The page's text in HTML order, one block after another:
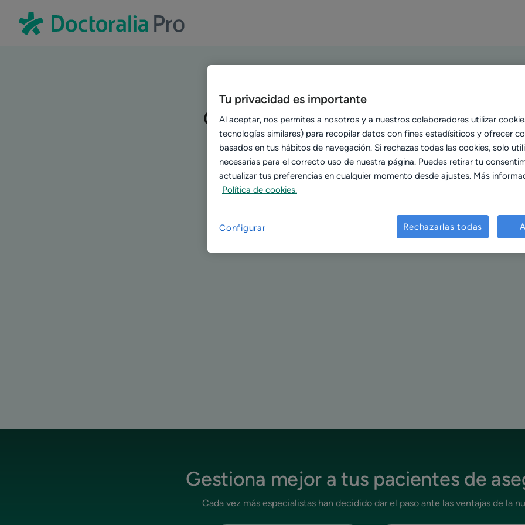
Cómo activar los módulos de
Gestiona mejor a tus pacientes de
Cada vez más especialistas han decidido dar el paso ante las ventajas de la
Tu privacidad es importante
Al aceptar, nos permites a nosotros y a nuestros colaboradores utilizar
tecnologías similares) para recopilar datos con fines estadísiticos y ofrecer
basados en tus hábitos de navegación. Si rechazas todas las cookies, solo
necesarias para el correcto uso de nuestra página. Puedes retirar tu
actualizar tus preferencias en cualquier momento desde ajustes. Más
Política de cookies.
Configurar Rechazarlas todas